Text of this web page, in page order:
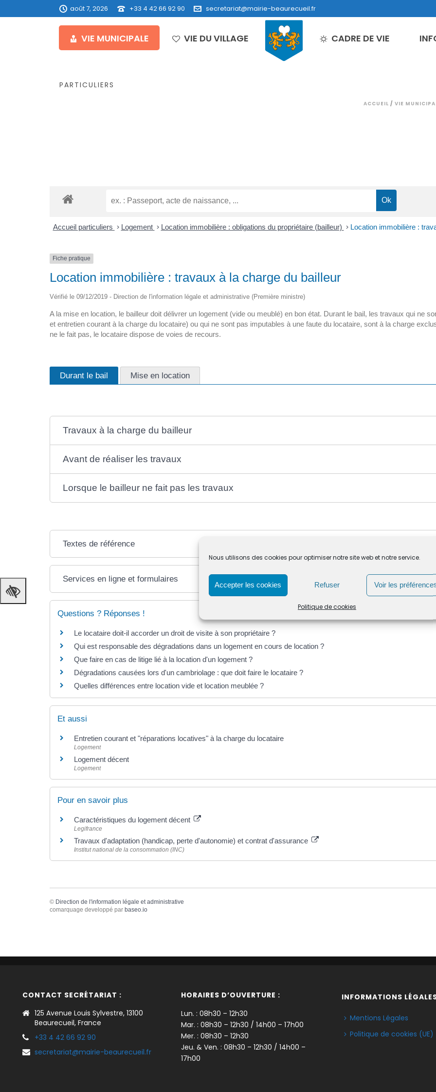
Nous utilisons des cookies pour optimiser notre site web et notre service.
Accepter les cookies Refuser Voir les
Politique de cookies
août 7, 2026 +33 4 42 66 92 90 secretariat@mairie-beaurecueil.fr
VIE MUNICIPALE VIE DU VILLAGE CADRE DE VIE
PARTICULIERS
ACCUEIL / VIE
Accueil particuliers > Logement > Location immobilière : obligations du propriétaire (bailleur) > Location immobilière :
Fiche pratique
Location immobilière : travaux à la charge du bailleur
Vérifié le 09/12/2019 - Direction de l'information légale et administrative (Première ministre)
A la mise en location, le bailleur doit délivrer un logement (vide ou meublé) en bon état. Durant le bail, les travaux qui ne
et entretien courant à la charge du locataire) ou qui ne sont pas imputables à une faute du locataire, sont à la charge
ne le fait pas, le locataire dispose de voies de recours.
Durant le bail Mise en location
Travaux à la charge du bailleur
Avant de réaliser les travaux
Lorsque le bailleur ne fait pas les travaux
Textes de référence
Services en ligne et formulaires
Questions ? Réponses !
Le locataire doit-il accorder un droit de visite à son propriétaire ?
Qui est responsable des dégradations dans un logement en cours de location ?
Que faire en cas de litige lié à la location d'un logement ?
Dégradations causées lors d'un cambriolage : que doit faire le locataire ?
Quelles différences entre location vide et location meublée ?
Et aussi
Entretien courant et "réparations locatives" à la charge du locataire
Logement
Logement décent
Logement
Pour en savoir plus
Caractéristiques du logement décent
Legifrance
Travaux d'adaptation (handicap, perte d'autonomie) et contrat d'assurance
Institut national de la consommation (INC)
© Direction de l'information légale et administrative
comarquage developpé par baseo.io
CONTACT SECRÉTARIAT :
125 Avenue Louis Sylvestre, 13100
Beaurecueil, France
+33 4 42 66 92 90
secretariat@mairie-beaurecueil.fr
HORAIRES D’OUVERTURE :
Lun. : 08h30 – 12h30
Mar. : 08h30 – 12h30 / 14h00 – 17h00
Mer. : 08h30 – 12h30
Jeu. & Ven. : 08h30 – 12h30 / 14h00 –
17h00
INFORMATIONS
Mentions Légales
Politique de cookies (UE)